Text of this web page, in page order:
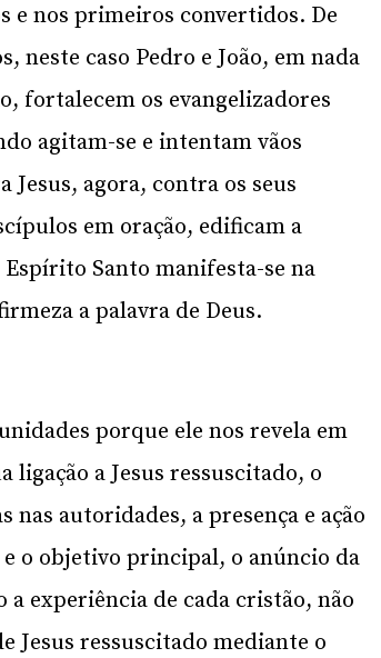
e nos primeiros convertidos. De
neste caso Pedro e João, em nada
fortalecem os evangelizadores
agitam-se e intentam vãos
agora, contra os seus
em oração, edificam a
Santo manifesta-se na
a palavra de Deus.
porque ele nos revela em
ligação a Jesus ressuscitado, o
autoridades, a presença e ação
o objetivo principal, o anúncio da
experiência de cada cristão, não
Jesus ressuscitado mediante o